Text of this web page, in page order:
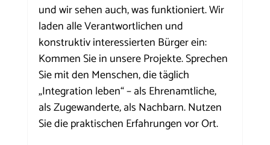
und wir sehen auch, was funktioniert. Wir
laden alle Verantwortlichen und
konstruktiv interessierten Bürger ein:
Kommen Sie in unsere Projekte. Sprechen
Sie mit den Menschen, die täglich
„Integration leben“ – als Ehrenamtliche,
als Zugewanderte, als Nachbarn. Nutzen
Sie die praktischen Erfahrungen vor Ort.